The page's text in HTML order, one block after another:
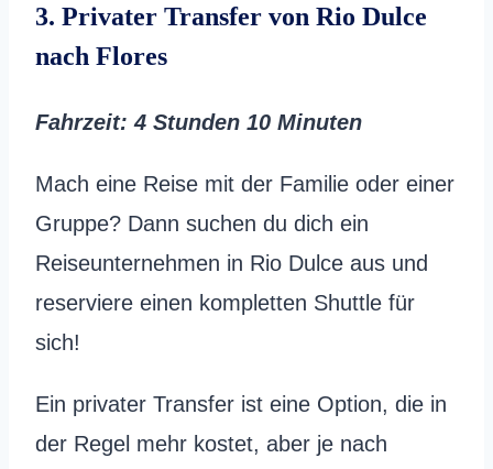
3. Privater Transfer von Rio Dulce
nach Flores
Fahrzeit: 4 Stunden 10 Minuten
Mach eine Reise mit der Familie oder einer
Gruppe? Dann suchen du dich ein
Reiseunternehmen in Rio Dulce aus und
reserviere einen kompletten Shuttle für
sich!
Ein privater Transfer ist eine Option, die in
der Regel mehr kostet, aber je nach